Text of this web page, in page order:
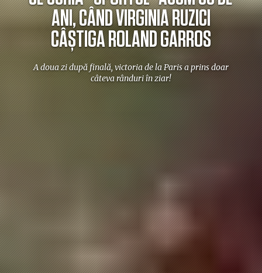
ANI, CÂND VIRGINIA RUZICI
CÂȘTIGA ROLAND GARROS
A doua zi după finală, victoria de la Paris a prins doar
câteva rânduri în ziar!